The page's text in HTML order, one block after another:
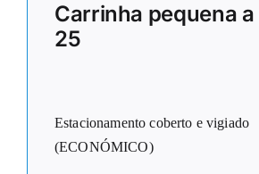
Carrinha pequena
25
Estacionamento coberto e vigiado
(ECONÓMICO)